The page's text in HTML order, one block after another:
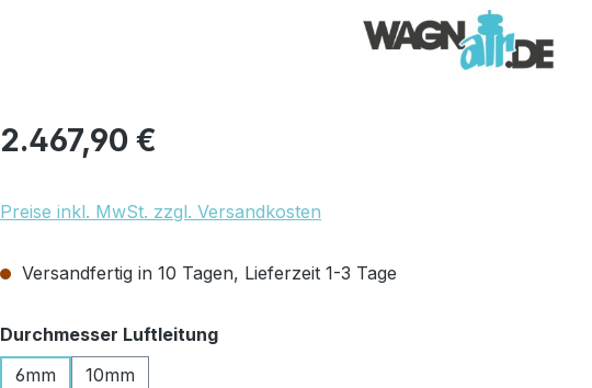
Regulärer Preis:
2.467,90 €
Preise inkl. MwSt. zzgl. Versandkosten
Versandfertig in 10 Tagen, Lieferzeit 1-3 Tage
Durchmesser Luftleitungauswählen
6mm
10mm